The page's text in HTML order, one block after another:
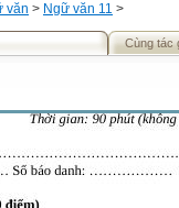
văn > Ngữ văn 11 >
Cùng tác